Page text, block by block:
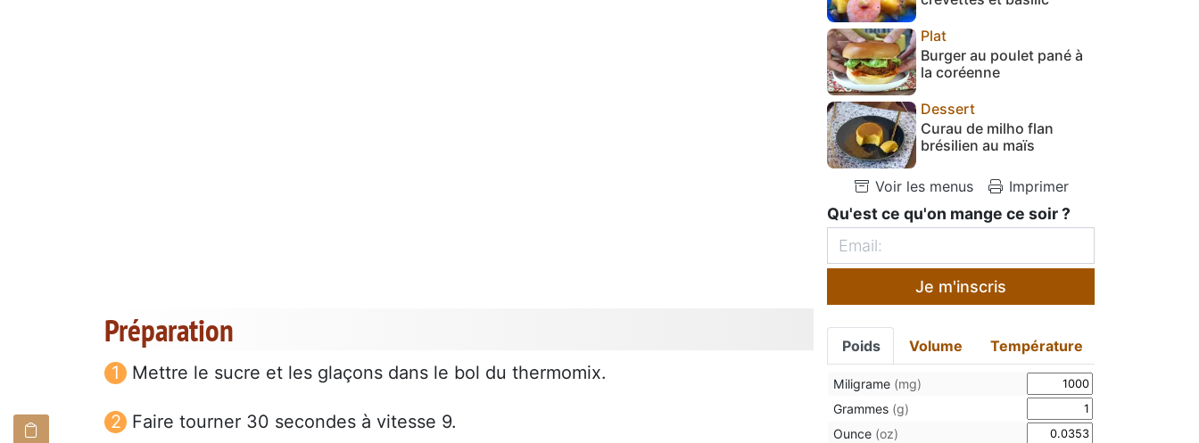
Préparation
Mettre le sucre et les glaçons dans le bol du thermomix.
Faire tourner 30 secondes à vitesse 9.
Plat
Burger au poulet pané à
la coréenne
Dessert
Curau de milho flan
brésilien au maïs
Voir les menus Imprimer
Qu'est ce qu'on mange ce soir ?
Je m'inscris
Poids Volume Température
Miligrame (mg)
Grammes (g)
Ounce (oz)